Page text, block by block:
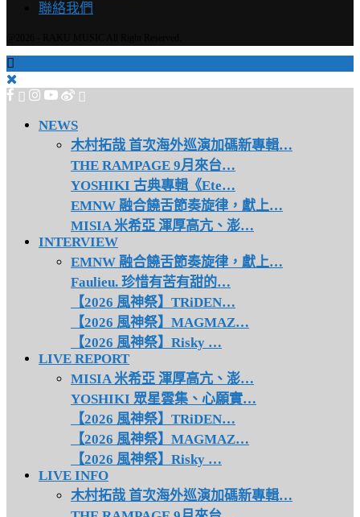
聯絡我們
NEWS
木村拓哉 首次海外巡演加碼新專輯…
THE RAMPAGE 9月來台…
YOSHIKI 古典專輯《Ete…
EMNW 融合饒舌節奏旋律，獻上…
MISIA 米希亞 渾厚高亢、澎…
INTERVIEW
EMNW 融合饒舌節奏旋律，獻上…
Faulieu. 珍惜有苦有甜的…
【2026 風神祭】TRiDEN…
【2026 風神祭】MAGMAZ…
【2026 風神祭】Risky …
LIVE REPORT
MISIA 米希亞 渾厚高亢、澎…
YOSHIKI 眾星雲集、心願實…
【2026 風神祭】TRiDEN…
【2026 風神祭】MAGMAZ…
【2026 風神祭】Risky …
LIVE INFO
木村拓哉 首次海外巡演加碼新專輯…